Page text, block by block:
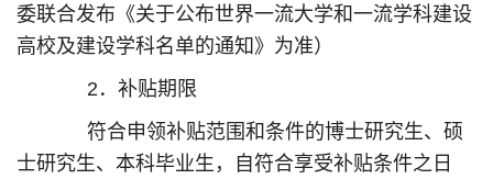
委联合发布《关于公布世界一流大学和一流学科建设
高校及建设学科名单的通知》为准）
2．补贴期限
符合申领补贴范围和条件的博士研究生、硕
士研究生、本科毕业生，自符合享受补贴条件之日